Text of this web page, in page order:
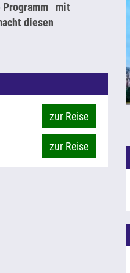
Programm mit
diesen
zur Reise
zur Reise